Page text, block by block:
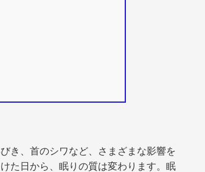
き、首のシワなど、さまざまな影響を
た日から、眠りの質は変わります。眠